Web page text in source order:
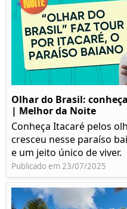
Olhar do Brasil:
| Melhor da Noite
Conheça Itacaré pelos
cresceu nesse paraíso
e um jeito único de viver.
Publicado em 23/07/2025